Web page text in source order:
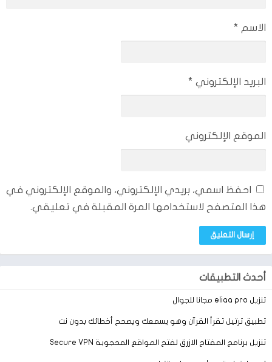
الاسم *
البريد الإلكتروني *
الموقع الإلكتروني
احفظ اسمي، بريدي الإلكتروني، والموقع الإلكتروني في
هذا المتصفح لاستخدامها المرة المقبلة في تعليقي.
أحدث التطبيقات
تنزيل eliaa pro مجانا للجوال
تطبيق ترتيل تقرأ القرآن وهو يسمعك ويصحح أخطائك بدون نت
تنزيل برنامج المفتاح الازرق لفتح المواقع المحجوبة Secure VPN